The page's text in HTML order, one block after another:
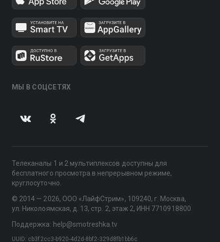
МЫ В СОЦСЕТЯХ
Телеканалы 1 и 2 мультиплексов доступны для
бесплатного просмотра в непрерывном режиме,
круглосуточно.
© 2014 — 2026, ООО «ЛайфСтрим», 109240, г. Москва,
ул. Николоямская, д. 13, стр. 2, этаж 2, ИНН 7710918800
Поддержка: help@smotreshka.tv
UUID: cb3f2cc3-b920-4d2d-8bf2-329d8fb1bb6c